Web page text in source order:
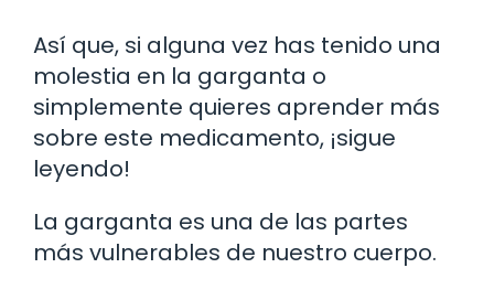
Así que, si alguna vez has tenido una
molestia en la garganta o
simplemente quieres aprender más
sobre este medicamento, ¡sigue
leyendo!
La garganta es una de las partes
más vulnerables de nuestro cuerpo.